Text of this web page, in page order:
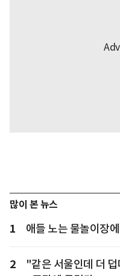
많이 본 뉴스
1 애들 노는 물놀이장
2
"같은 서울인데 더